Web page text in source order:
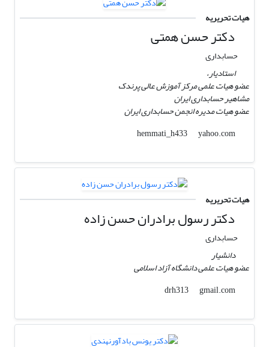
هیات تحریریه
دکتر حسن همتی
حسابداری
استادیار،
عضو هیات علمی مرکز آموزش عالی پرندک
مشاهیر حسابداری ایران
عضو هیات مدیره انجمن حسابداری ایران
hemmati_h433
yahoo.com
هیات تحریریه
دکتر رسول برادران حسن زاده
حسابداری
دانشیار
عضو هیات علمی دانشگاه آزاد اسلامی
drh313
gmail.com